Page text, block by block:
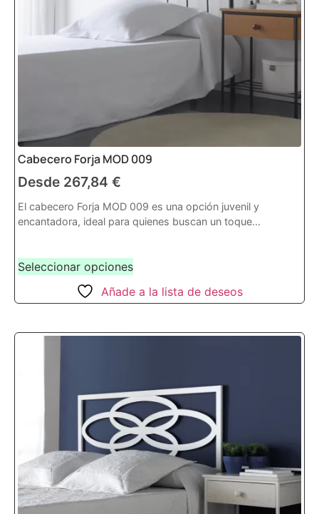
Cabecero Forja MOD 009
Desde 267,84 €
El cabecero Forja MOD 009 es una opción juvenil y
encantadora, ideal para quienes buscan un toque...
Seleccionar opciones
Añade a la lista de deseos